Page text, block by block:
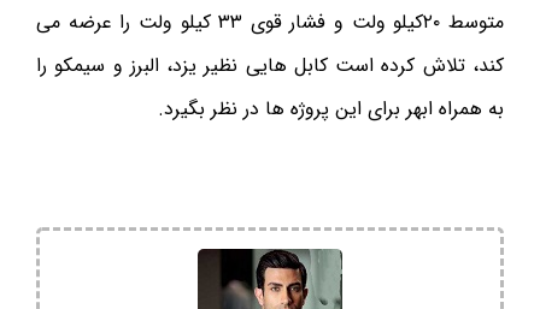
متوسط ۲۰کیلو ولت و فشار قوی ۳۳ کیلو ولت را عرضه می
کند، تلاش کرده است کابل هایی نظیر یزد، البرز و سیمکو را
به همراه ابهر برای این پروژه ها در نظر بگیرد.